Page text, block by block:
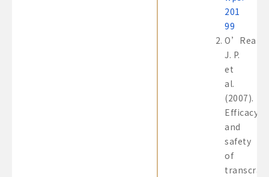
201
99
J. P.
et
al.
(2007).
Efficacy
and
safety
of